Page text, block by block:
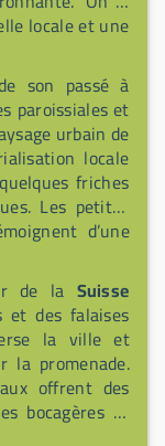
locale et une
son passé à
paroissiales et
urbain de
locale
friches
Les petites
d’une
de la Suisse
et des falaises
la ville et
la promenade.
offrent des
bocagères et